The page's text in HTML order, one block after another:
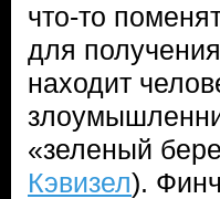
что-то
для
находит
«зеленый
Кэвизел).